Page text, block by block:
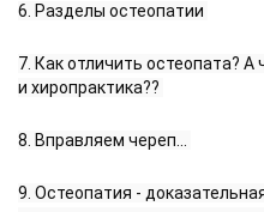
6. Разделы остеопатии
7. Как отличить остеопата?
и хиропрактика??
8. Вправляем череп...
9. Остеопатия -